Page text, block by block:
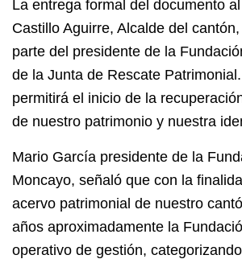
La entrega formal del documento
Castillo Aguirre, Alcalde del
parte del presidente de la
de la Junta de Rescate
permitirá el inicio de la
de nuestro patrimonio y nuestra
Mario García presidente de la
Moncayo, señaló que con la
acervo patrimonial de nuestro
años aproximadamente la
operativo de gestión,